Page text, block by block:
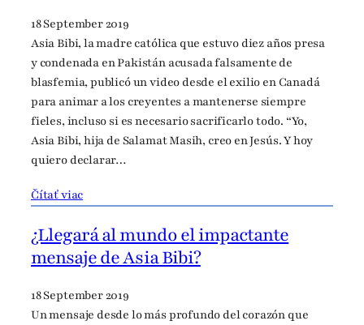
18 September 2019
Asia Bibi, la madre católica que estuvo diez años presa
y condenada en Pakistán acusada falsamente de
blasfemia, publicó un video desde el exilio en Canadá
para animar a los creyentes a mantenerse siempre
fieles, incluso si es necesario sacrificarlo todo. “Yo,
Asia Bibi, hija de Salamat Masih, creo en Jesús. Y hoy
quiero declarar…
Čítať viac
¿Llegará al mundo el impactante
mensaje de Asia Bibi?
18 September 2019
Un mensaje desde lo más profundo del corazón que